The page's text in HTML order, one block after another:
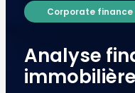
Corporate finance
Analyse